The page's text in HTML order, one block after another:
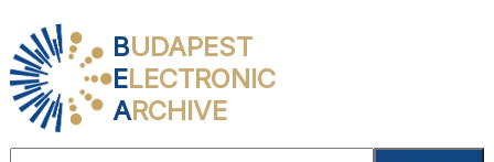
BUDAPEST
ELECTRONIC
ARCHIVE